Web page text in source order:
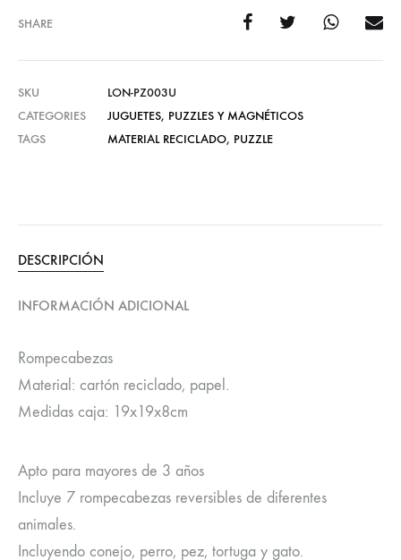
SHARE
SKU
LON-PZ003U
CATEGORIES
JUGUETES, PUZZLES Y MAGNÉTICOS
TAGS
MATERIAL RECICLADO, PUZZLE
DESCRIPCIÓN
INFORMACIÓN ADICIONAL
Rompecabezas
Material: cartón reciclado, papel.
Medidas caja: 19x19x8cm
Apto para mayores de 3 años
Incluye 7 rompecabezas reversibles de diferentes
animales.
Incluyendo conejo, perro, pez, tortuga y gato.